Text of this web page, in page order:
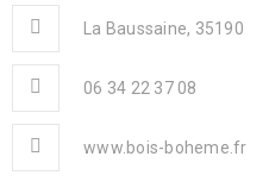
La Baussaine, 35190
06 34 22 37 08
www.bois-boheme.fr